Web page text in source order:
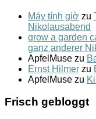
Máy tính giờ zu
Nikolausabend
grow a garden
ganz anderer
ApfelMuse zu
Ernst Hilmer zu
ApfelMuse zu
Frisch gebloggt